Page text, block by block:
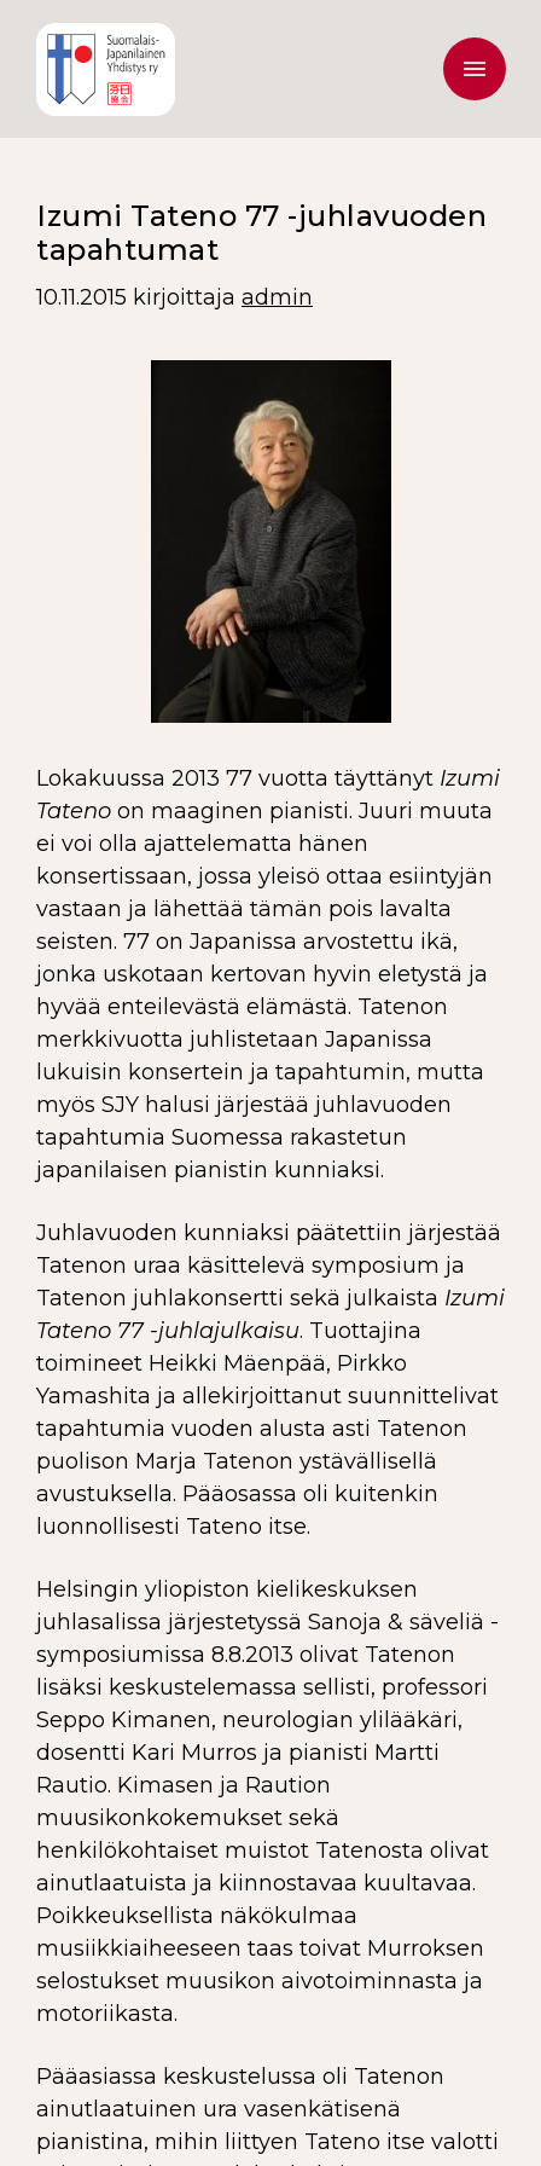
Izumi Tateno 77 -juhlavuoden
tapahtumat
10.11.2015 kirjoittaja admin
Lokakuussa 2013 77 vuotta täyttänyt Izumi
Tateno on maaginen pianisti. Juuri muuta
ei voi olla ajattelematta hänen
konsertissaan, jossa yleisö ottaa esiintyjän
vastaan ja lähettää tämän pois lavalta
seisten. 77 on Japanissa arvostettu ikä,
jonka uskotaan kertovan hyvin eletystä ja
hyvää enteilevästä elämästä. Tatenon
merkkivuotta juhlistetaan Japanissa
lukuisin konsertein ja tapahtumin, mutta
myös SJY halusi järjestää juhlavuoden
tapahtumia Suomessa rakastetun
japanilaisen pianistin kunniaksi.
Juhlavuoden kunniaksi päätettiin järjestää
Tatenon uraa käsittelevä symposium ja
Tatenon juhlakonsertti sekä julkaista Izumi
Tateno 77 -juhlajulkaisu. Tuottajina
toimineet Heikki Mäenpää, Pirkko
Yamashita ja allekirjoittanut suunnittelivat
tapahtumia vuoden alusta asti Tatenon
puolison Marja Tatenon ystävällisellä
avustuksella. Pääosassa oli kuitenkin
luonnollisesti Tateno itse.
Helsingin yliopiston kielikeskuksen
juhlasalissa järjestetyssä Sanoja & säveliä -
symposiumissa 8.8.2013 olivat Tatenon
lisäksi keskustelemassa sellisti, professori
Seppo Kimanen, neurologian ylilääkäri,
dosentti Kari Murros ja pianisti Martti
Rautio. Kimasen ja Raution
muusikonkokemukset sekä
henkilökohtaiset muistot Tatenosta olivat
ainutlaatuista ja kiinnostavaa kuultavaa.
Poikkeuksellista näkökulmaa
musiikkiaiheeseen taas toivat Murroksen
selostukset muusikon aivotoiminnasta ja
motoriikasta.
Pääasiassa keskustelussa oli Tatenon
ainutlaatuinen ura vasenkätisenä
pianistina, mihin liittyen Tateno itse valotti